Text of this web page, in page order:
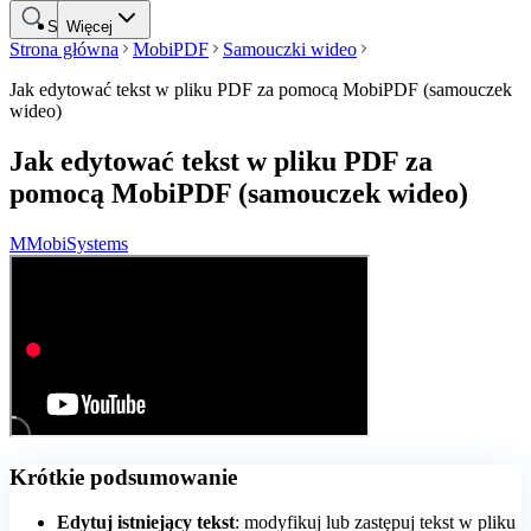
Więcej
Szukaj
Strona główna MobiPDF
Samouczki wideo
Jak edytować tekst w pliku PDF za pomocą MobiPDF (samouczek
wideo)
Jak edytować tekst w pliku PDF za
pomocą MobiPDF (samouczek wideo)
MMobiSystems
Krótkie podsumowanie
Edytuj istniejący tekst: modyfikuj lub zastępuj tekst w pliku